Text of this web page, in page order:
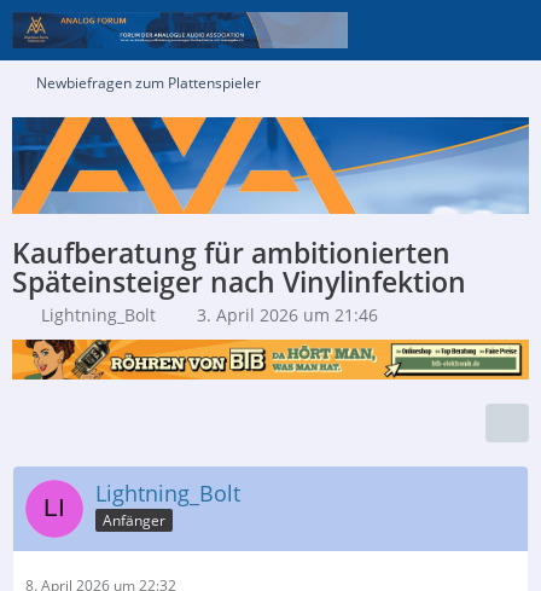
Newbiefragen zum Plattenspieler
Kaufberatung für ambitionierten
Späteinsteiger nach Vinylinfektion
Lightning_Bolt 3. April 2026 um 21:46
Lightning_Bolt
Anfänger
8. April 2026 um 22:32